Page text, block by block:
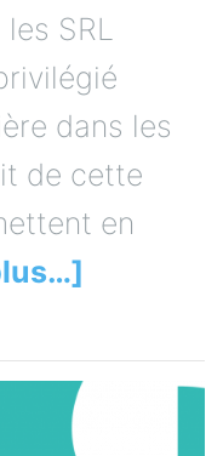
SRL
dans les
de cette
en